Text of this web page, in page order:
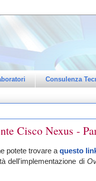
Consulenza
Cisco Nexus -
potete trovare a questo
dell'implementazione di